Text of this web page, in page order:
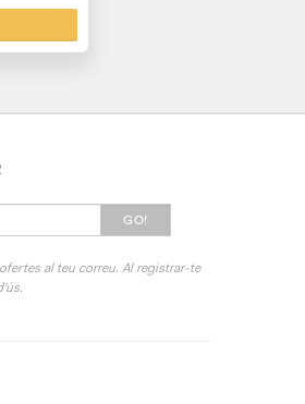
GO!
al teu correu. Al registrar-te